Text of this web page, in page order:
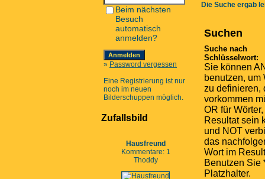
Beim nächsten
Besuch
automatisch
anmelden?
» Password vergessen
Eine Registrierung ist nur
noch im neuen
Bilderschuppen möglich.
Zufallsbild
Hausfreund
Kommentare: 1
Thoddy
Die Suche ergab
Suchen
Suche nach
Schlüsselwort:
Sie können
benutzen, um
zu definieren,
vorkommen
OR für
Resultat sein
und NOT
das
Wort im
Benutzen Sie
Platzhalter.